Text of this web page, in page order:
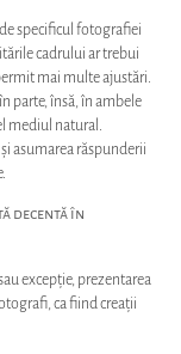
specificul fotografiei
cadrului ar trebui
mai multe ajustări.
parte, însă, în ambele
mediul natural.
asumarea răspunderii
decentă în
excepție, prezentarea
ca fiind creații